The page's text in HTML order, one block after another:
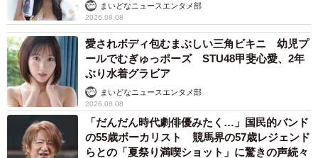
まいどなニュースエンタメ部
2026.08.08
愛されボディ包むまぶしい三角ビキニ 幼児プ
ールでむぎゅっポーズ STU48甲斐心愛、2年
ぶり水着グラビア
まいどなニュースエンタメ部
2026.08.08
「だんだん時代劇俳優みたく…」国民的バンド
の55歳ボーカリスト 競馬界の57歳レジェンド
らとの「夏祭り満喫ショット」に驚きの声続々